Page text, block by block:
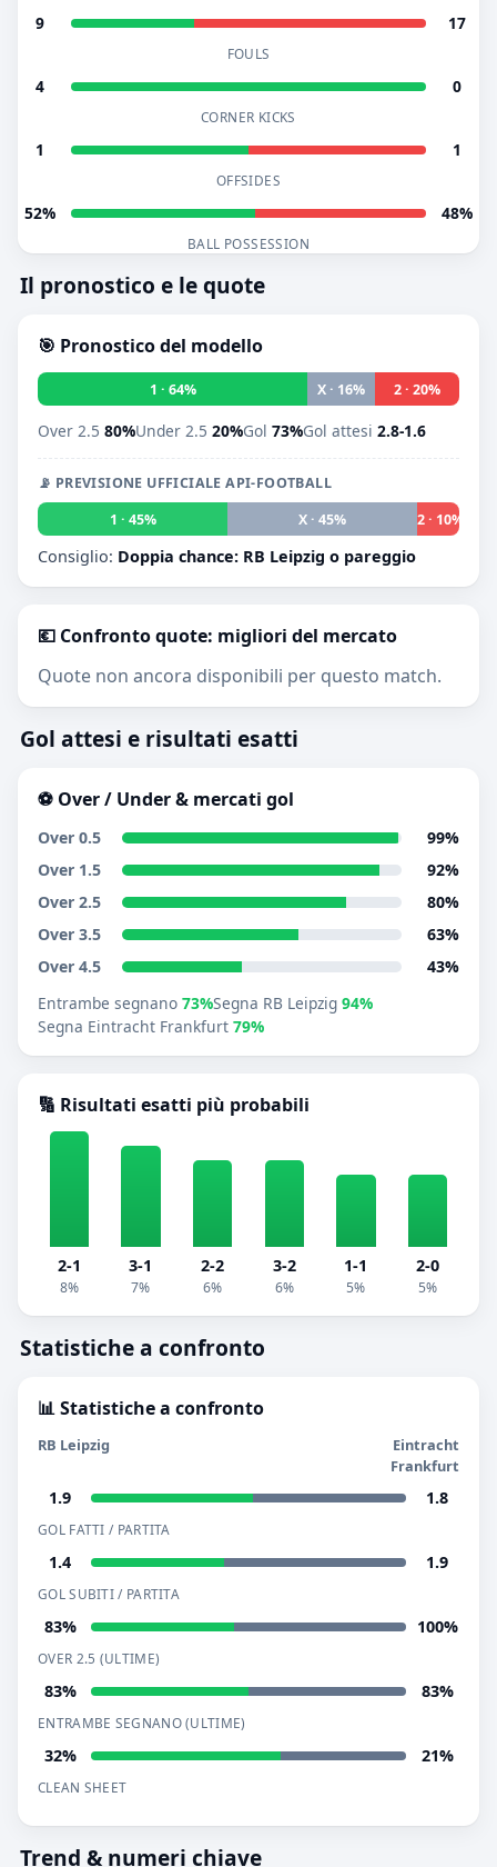
9 17
FOULS
4 0
CORNER KICKS
1 1
OFFSIDES
52% 48%
BALL POSSESSION
Il pronostico e le quote
🎯 Pronostico del modello
1 · 64% X · 16% 2 · 20%
Over 2.5 80%Under 2.5 20%Gol 73%Gol attesi 2.8-1.6
📡 PREVISIONE UFFICIALE API-FOOTBALL
1 · 45%
X · 45% 2 · 10%
Consiglio: Doppia chance: RB Leipzig o pareggio
💶 Confronto quote: migliori del mercato
Quote non ancora disponibili per questo match.
Gol attesi e risultati esatti
⚽ Over / Under & mercati gol
Over 0.5
99%
Over 1.5
92%
Over 2.5
80%
Over 3.5
63%
Over 4.5
43%
Entrambe segnano 73%Segna RB Leipzig 94%
Segna Eintracht Frankfurt 79%
🔢 Risultati esatti più probabili
2-1
8%
3-1
7%
2-2
6%
3-2
6%
1-1
5%
2-0
5%
Statistiche a confronto
📊 Statistiche a confronto
RB Leipzig
Eintracht
Frankfurt
1.9 1.8
GOL FATTI / PARTITA
1.4 1.9
GOL SUBITI / PARTITA
83% 100%
OVER 2.5 (ULTIME)
83% 83%
ENTRAMBE SEGNANO (ULTIME)
32% 21%
CLEAN SHEET
Trend & numeri chiave